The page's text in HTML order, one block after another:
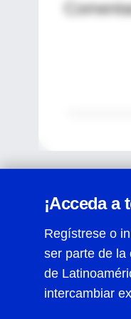
¡Acceda
Regístrese o
ser parte de la
de
intercambiar
Centro de
Términos y